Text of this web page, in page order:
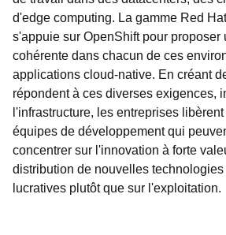
d'edge computing. La gamme Red
s'appuie sur OpenShift pour proposer
cohérente dans chacun de ces
applications cloud-native. En créant
répondent à ces diverses exigences,
l'infrastructure, les entreprises
équipes de développement qui
concentrer sur l'innovation à forte
distribution de nouvelles
lucratives plutôt que sur l'exploitation.